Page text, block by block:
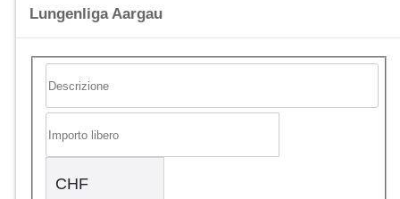
Lungenliga Aargau
CHF